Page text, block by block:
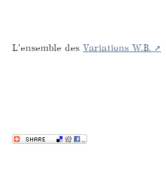
L’ensemble des Variations W.B.